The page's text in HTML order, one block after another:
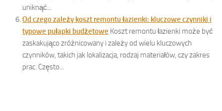
uniknąć...
Od czego zależy koszt remontu łazienki: kluczowe czynniki i
typowe pułapki budżetowe Koszt remontu łazienki może być
zaskakująco zróżnicowany i zależy od wielu kluczowych
czynników, takich jak lokalizacja, rodzaj materiałów, czy zakres
prac. Często...